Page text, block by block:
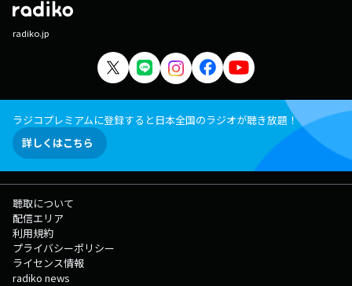
radiko.jp
ラジコプレミアムに登録すると日本全国のラジオが聴き放題！
詳しくはこちら
聴取について
配信エリア
利用規約
プライバシーポリシー
ライセンス情報
radiko news